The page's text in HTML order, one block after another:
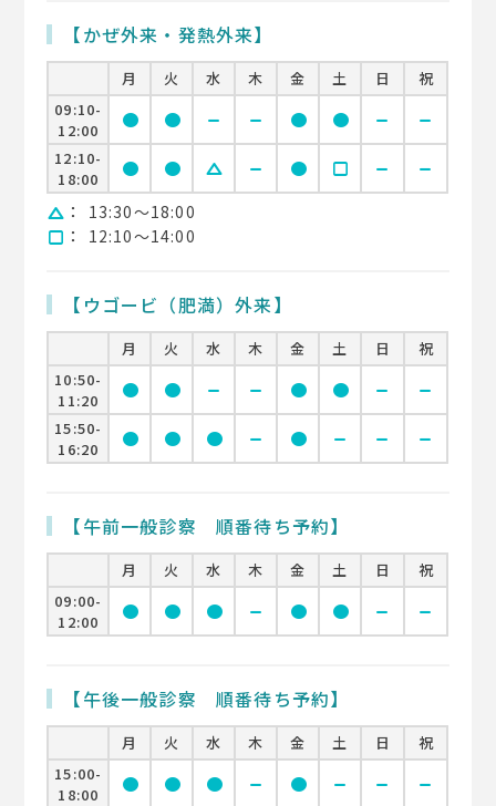
【かぜ外来・発熱外来】
月 火 水 木 金 土 日
祝
09:10-
12:00
circle circle remove remove circle circle remove remove
12:10-
18:00
circle circle change_history remove circle square remove
remove
change_history ： 13:30〜18:00
square ： 12:10〜14:00
【ウゴービ（肥満）外来】
月 火 水 木 金 土 日
祝
10:50-
11:20
circle circle remove remove circle circle remove remove
15:50-
16:20
circle circle circle remove circle remove remove remove
【午前一般診察 順番待ち予約】
月 火 水 木 金 土 日
祝
09:00-
12:00
circle circle circle remove circle circle remove remove
【午後一般診察 順番待ち予約】
月 火 水 木 金 土 日
祝
15:00-
18:00
circle circle circle remove circle remove remove remove